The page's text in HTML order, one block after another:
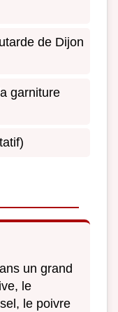
de Dijon
garniture
un grand
le
le poivre